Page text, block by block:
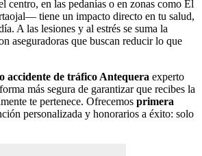
centro, en las pedanías o en zonas como El
tiene un impacto directo en tu salud,
A las lesiones y al estrés se suma la
aseguradoras que buscan reducir lo que
accidente de tráfico Antequera experto
más segura de garantizar que recibes la
te pertenece. Ofrecemos primera
personalizada y honorarios a éxito: solo